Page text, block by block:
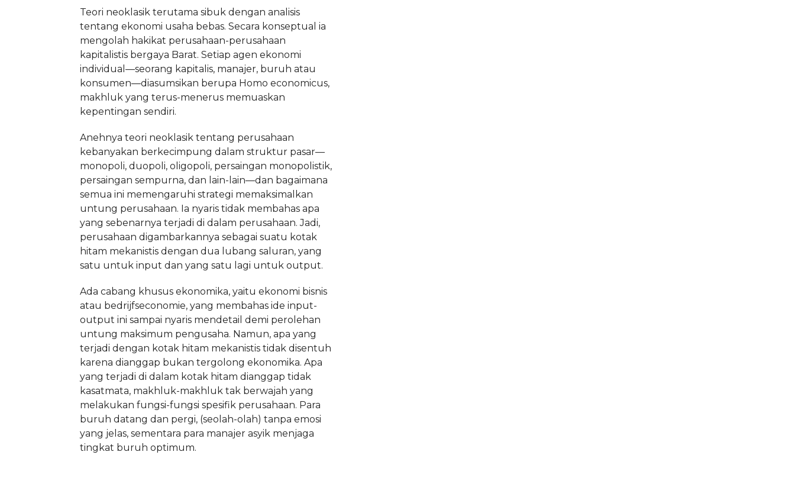
Teori neoklasik terutama sibuk dengan analisis
tentang ekonomi usaha bebas. Secara konseptual ia
mengolah hakikat perusahaan-perusahaan
kapitalistis bergaya Barat. Setiap agen ekonomi
individual—seorang kapitalis, manajer, buruh atau
konsumen—diasumsikan berupa Homo economicus,
makhluk yang terus-menerus memuaskan
kepentingan sendiri.
Anehnya teori neoklasik tentang perusahaan
kebanyakan berkecimpung dalam struktur pasar—
monopoli, duopoli, oligopoli, persaingan monopolistik,
persaingan sempurna, dan lain-lain—dan bagaimana
semua ini memengaruhi strategi memaksimalkan
untung perusahaan. Ia nyaris tidak membahas apa
yang sebenarnya terjadi di dalam perusahaan. Jadi,
perusahaan digambarkannya sebagai suatu kotak
hitam mekanistis dengan dua lubang saluran, yang
satu untuk input dan yang satu lagi untuk output.
Ada cabang khusus ekonomika, yaitu ekonomi bisnis
atau bedrijfseconomie, yang membahas ide input-
output ini sampai nyaris mendetail demi perolehan
untung maksimum pengusaha. Namun, apa yang
terjadi dengan kotak hitam mekanistis tidak disentuh
karena dianggap bukan tergolong ekonomika. Apa
yang terjadi di dalam kotak hitam dianggap tidak
kasatmata, makhluk-makhluk tak berwajah yang
melakukan fungsi-fungsi spesifik perusahaan. Para
buruh datang dan pergi, (seolah-olah) tanpa emosi
yang jelas, sementara para manajer asyik menjaga
tingkat buruh optimum.